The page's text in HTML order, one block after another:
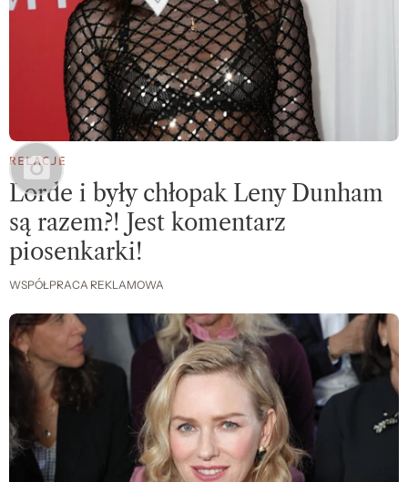
RELACJE
Lorde i były chłopak Leny Dunham
są razem?! Jest komentarz
piosenkarki!
WSPÓŁPRACA REKLAMOWA